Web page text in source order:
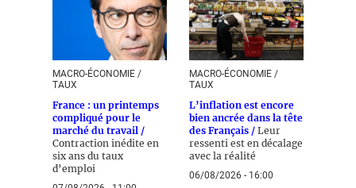
MACRO-ÉCONOMIE /
TAUX
France : un printemps
compliqué pour le
marché du travail /
Contraction inédite en
six ans du taux
d’emploi
MACRO-ÉCONOMIE /
TAUX
L’inflation est encore
bien ancrée dans la tête
des Français / Leur
ressenti est en décalage
avec la réalité
06/08/2026 - 16:00